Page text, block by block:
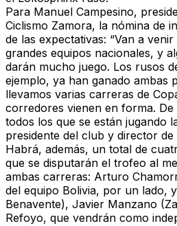
Para Manuel Campesino,
Ciclismo Zamora, la nómina de
de las expectativas: “Van a
grandes equipos nacionales, y
darán mucho juego. Los rusos
ejemplo, ya han ganado ambas
llevamos varias carreras de
corredores vienen en forma.
todos los que se están jugando
presidente del club y director de
Habrá, además, un total de
que se disputarán el trofeo al
ambas carreras: Arturo
del equipo Bolivia, por un lado,
Benavente), Javier Manzano
Refoyo, que vendrán como